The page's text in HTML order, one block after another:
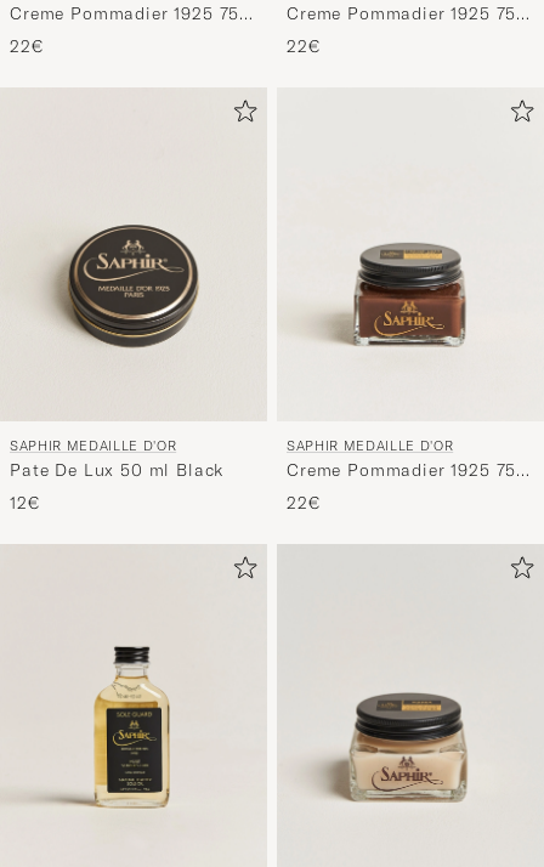
Creme Pommadier 1925 75
ml Neutral
22€
Creme Pommadier 1925 75
ml Burgundy
22€
SAPHIR MEDAILLE D'OR
Pate De Lux 50 ml Black
12€
SAPHIR MEDAILLE D'OR
Creme Pommadier 1925 75
ml Medium Brown
22€